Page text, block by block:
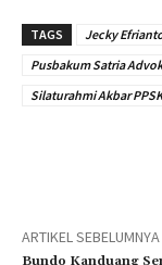
TAGS Jecky
Pusbakum Satria
Silaturahmi Akbar
ARTIKEL SEBELUMNYA
Bundo Kanduang